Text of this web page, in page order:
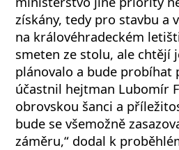
získány, tedy pro stavbu a
na královéhradeckém
smeten ze stolu, ale chtějí
plánovalo a bude probíhat
účastnil hejtman Lubomír
obrovskou šanci a
bude se všemožně
záměru,“ dodal k